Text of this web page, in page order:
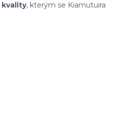
kvality, kterým se Kiamutuira